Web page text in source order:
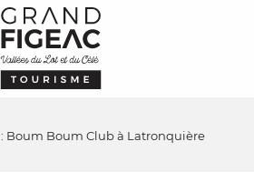
Boum Boum Club à Latronquière